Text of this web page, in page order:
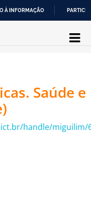
À INFORMAÇÃO
Saúde e
handle/miguilim/